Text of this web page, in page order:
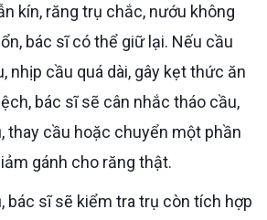
kín, răng trụ chắc, nướu không
bác sĩ có thể giữ lại. Nếu cầu
nhịp cầu quá dài, gây kẹt thức ăn
bác sĩ sẽ cân nhắc tháo cầu,
thay cầu hoặc chuyển một phần
gánh cho răng thật.